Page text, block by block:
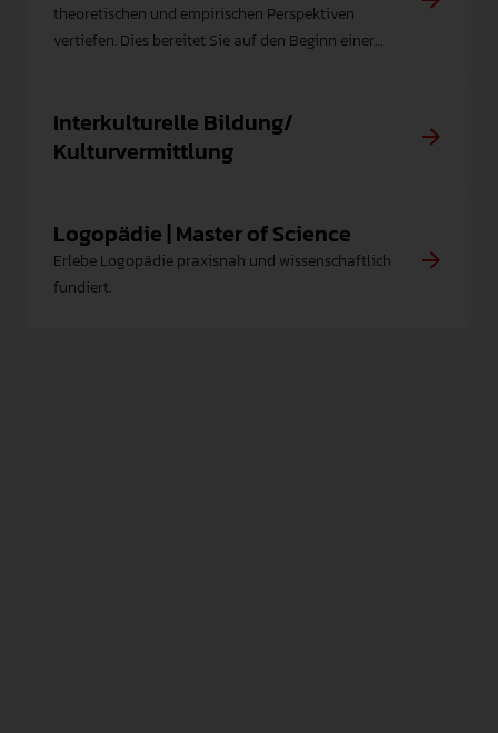
theoretischen und empirischen Perspektiven
vertiefen. Dies bereitet Sie auf den Beginn einer
Interkulturelle Bildung/
Kulturvermittlung
Logopädie | Master of Science
Erlebe Logopädie praxisnah und wissenschaftlich
fundiert.